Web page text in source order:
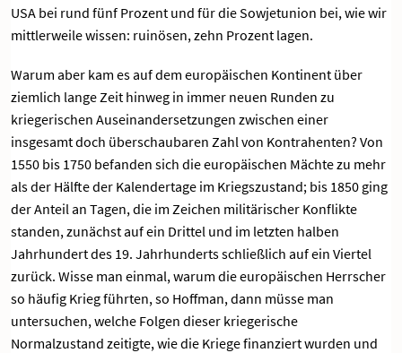
USA bei rund fünf Prozent und für die Sowjetunion bei, wie wir
mittlerweile wissen: ruinösen, zehn Prozent lagen.
Warum aber kam es auf dem europäischen Kontinent über
ziemlich lange Zeit hinweg in immer neuen Runden zu
kriegerischen Auseinandersetzungen zwischen einer
insgesamt doch überschaubaren Zahl von Kontrahenten? Von
1550 bis 1750 befanden sich die europäischen Mächte zu mehr
als der Hälfte der Kalendertage im Kriegszustand; bis 1850 ging
der Anteil an Tagen, die im Zeichen militärischer Konflikte
standen, zunächst auf ein Drittel und im letzten halben
Jahrhundert des 19. Jahrhunderts schließlich auf ein Viertel
zurück. Wisse man einmal, warum die europäischen Herrscher
so häufig Krieg führten, so Hoffman, dann müsse man
untersuchen, welche Folgen dieser kriegerische
Normalzustand zeitigte, wie die Kriege finanziert wurden und